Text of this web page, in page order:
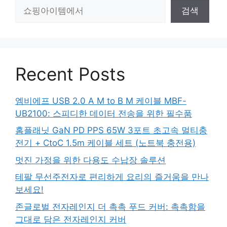
검색
Recent Posts
엠비에프 USB 2.0 A M to B M 케이블 MBF-
UB2100: 스피디한 데이터 전송을 위한 필수품
홈플래닛 GaN PD PPS 65W 3포트 초고속 멀티충
전기 + CtoC 1.5m 케이블 세트 (노트북 충전용)
멋진 가정을 위한 다용도 수납장 솔루션
테팔 무선주전자로 편리하게 요리의 즐거움을 만나
보세요!
존글로벌 전자레인지 더 촉촉 푸드 커버: 촉촉함을
그대로 담은 전자레인지 커버